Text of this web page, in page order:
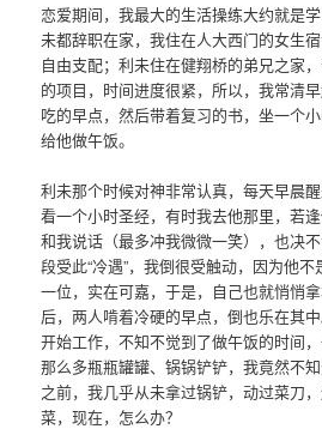
恋爱期间，我最大的生活操练大约就是
未都辞职在家，我住在人大西门的女生
自由支配；利未住在健翔桥的弟兄之家
的项目，时间进度很紧，所以，我常清
吃的早点，然后带着复习的书，坐一个
给他做午饭。
利未那个时候对神非常认真，每天早晨
看一个小时圣经，有时我去他那里，若
和我说话（最多冲我微微一笑），也决
段受此“冷遇”，我倒很受触动，因为他
一位，实在可嘉，于是，自己也就悄悄
后，两人啃着冷硬的早点，倒也乐在其
开始工作，不知不觉到了做午饭的时间，
那么多瓶瓶罐罐、锅锅铲铲，我竟然不
之前，我几乎从未拿过锅铲，动过菜刀
菜，现在，怎么办？